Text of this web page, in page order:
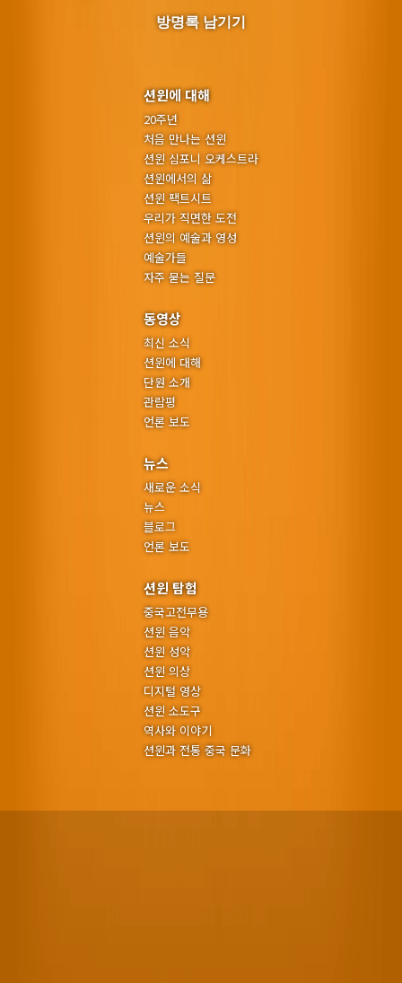
션윈에 대해
20주년
처음 만나는 션윈
션윈 심포니 오케스트라
션윈에서의 삶
션윈 팩트시트
우리가 직면한 도전
션윈의 예술과 영성
예술가들
자주 묻는 질문
동영상
최신 소식
션윈에 대해
단원 소개
관람평
언론 보도
뉴스
새로운 소식
뉴스
블로그
언론 보도
션윈 탐험
중국고전무용
션윈 음악
션윈 성악
션윈 의상
디지털 영상
션윈 소도구
역사와 이야기
션윈과 전통 중국 문화
방명록 남기기